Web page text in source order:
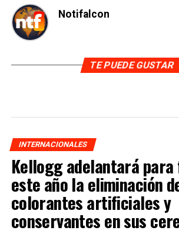
Notifalcon
TE PUEDE GUSTAR
INTERNACIONALES
Kellogg adelantará para
este año la eliminación
colorantes artificiales y
conservantes en sus